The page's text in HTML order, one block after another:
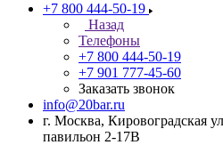
+7 800 444-50-19
Назад
Телефоны
+7 800 444-50-19
+7 901 777-45-60
Заказать звонок
info@20bar.ru
г. Москва, Кировоградская
павильон 2-17В